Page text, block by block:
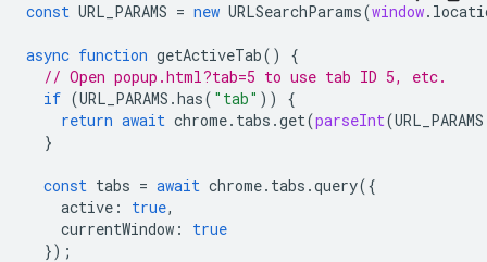
const URL_PARAMS = new URLSearchParams(window.
async function getActiveTab()
{
// Open popup.html?tab=5 to use tab ID 5, etc.
if (URL_PARAMS .has( "tab" ))
{
return await chrome. tabs .get(parseInt(URL_PARAMS
}
const tabs = await chrome. tabs .query({
active : true,
currentWindow :
true
});